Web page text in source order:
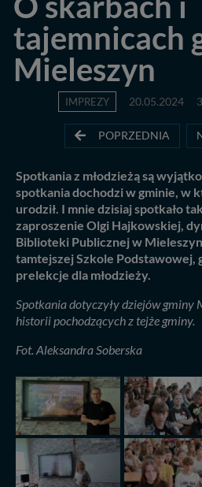
tajemnicach
Mieleszyn
IMPREZY 20.05.2024
POPRZEDNIA
Spotkania z młodzieżą są
spotkania dochodzi w gminie, w
urodził. I mnie dzisiaj spotkało
zaproszenie Olgi Hajkowskiej,
Biblioteki Publicznej w
tamtejszej Szkole Podstawowej,
prelekcje dla młodzieży.
Spotkania dotyczyły dziejów gminy
historii pochodzących z tejże gminy.
Fot. Aleksandra Soberska